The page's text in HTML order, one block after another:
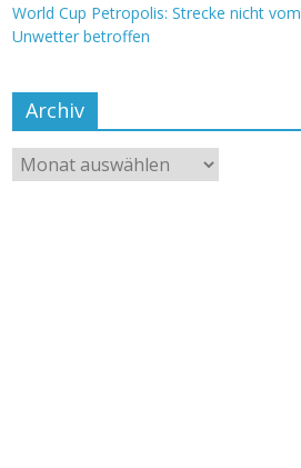
World Cup Petropolis: Strecke nicht vom
Unwetter betroffen
Archiv